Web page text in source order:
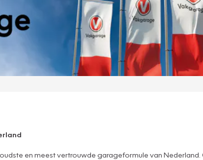
en meest vertrouwde garageformule van